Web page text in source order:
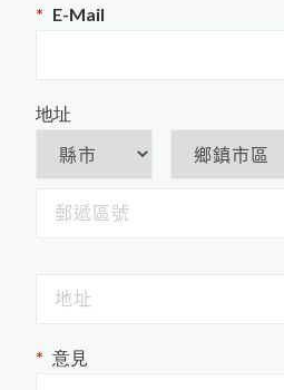
PosiTest CMM混凝土水分計
PosiTest AT-M拉拔測試儀更換
全新螢幕
Rhopint ID影像傳輸外觀儀
羽毛的水分測量
米飯的含水量測量
E-Mail
地址
意見